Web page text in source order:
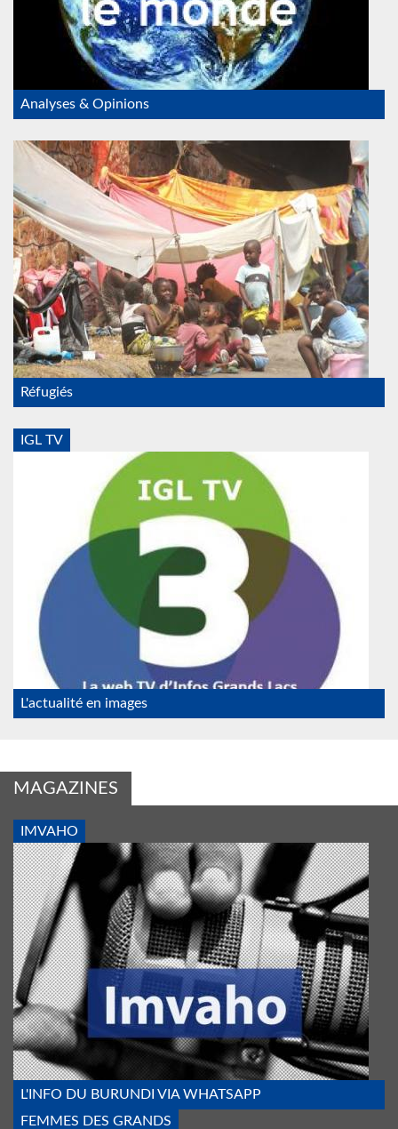
Analyses & Opinions
refugies_RDC.jpeg
Réfugiés
IGL TV
IGL_TV_psf.jpg
L'actualité en images
MAGAZINES
IMVAHO
IMVAHO_1_BIS.JPG
L'INFO DU BURUNDI VIA WHATSAPP
FEMMES DES GRANDS